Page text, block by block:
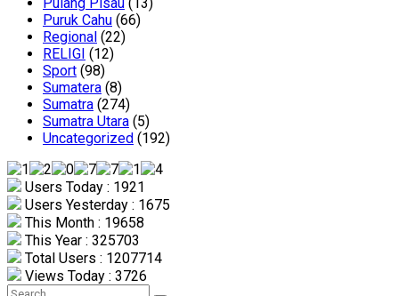
Pulang Pisau (13)
Puruk Cahu (66)
Regional (22)
RELIGI (12)
Sport (98)
Sumatera (8)
Sumatra (274)
Sumatra Utara (5)
Uncategorized (192)
Users Today : 1921
Users Yesterday : 1675
This Month : 19658
This Year : 325703
Total Users : 1207714
Views Today : 3726